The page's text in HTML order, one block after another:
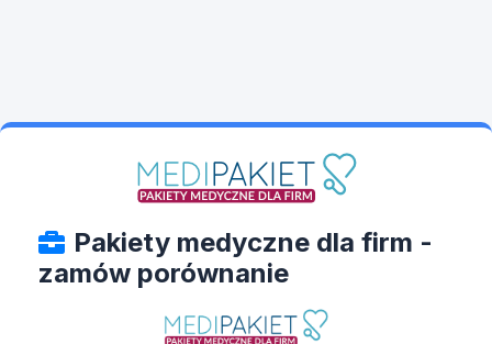
Pakiety medyczne dla firm -
zamów porównanie